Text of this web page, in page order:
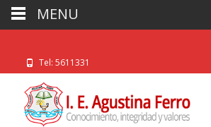
Tel: 5611331
MENU